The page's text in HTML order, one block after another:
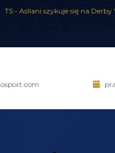
TS - Asllani szykuje się na Derby